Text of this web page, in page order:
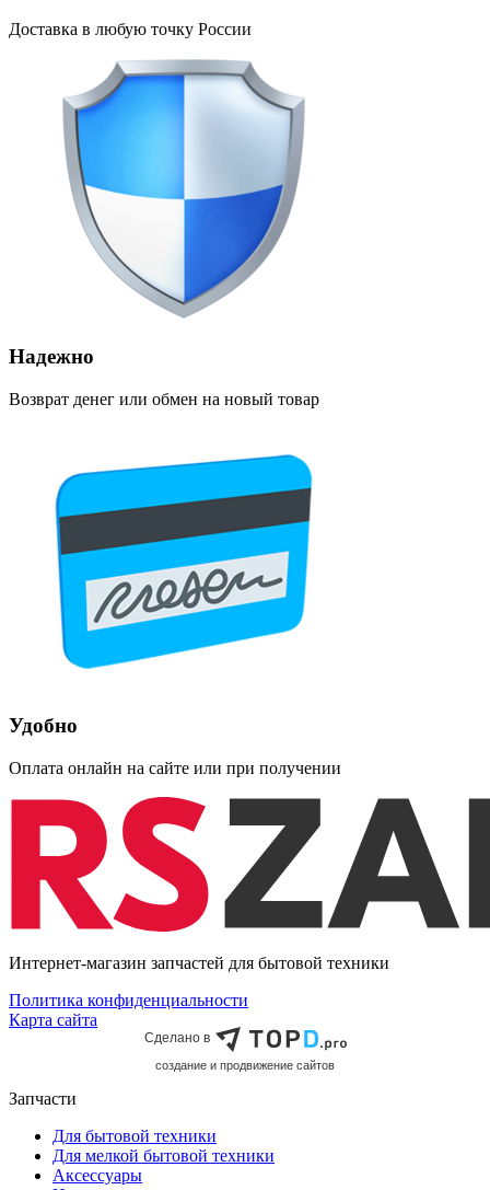
Доставка в любую точку России
Надежно
Возврат денег или обмен на новый товар
Удобно
Оплата онлайн на сайте или при получении
Интернет-магазин запчастей для бытовой техники
Политика конфиденциальности
Карта сайта
Сделано в
cоздание и продвижение сайтов
Запчасти
Для бытовой техники
Для мелкой бытовой техники
Аксессуары